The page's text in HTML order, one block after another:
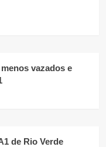
vazados e
de Rio Verde